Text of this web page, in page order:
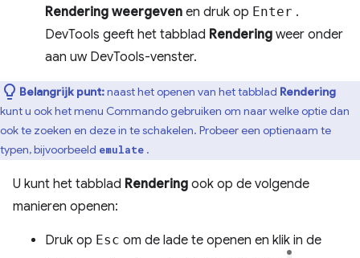
Rendering weergeven en druk op Enter .
DevTools geeft het tabblad Rendering weer onder
aan uw DevTools-venster.
Belangrijk punt:naast het openen van het tabblad Rendering
kunt u ook het menu Commando gebruiken om naar welke optie dan
ook te zoeken en deze in te schakelen. Probeer een optienaam te
typen, bijvoorbeeld emulate .
U kunt het tabblad Rendering ook op de volgende
manieren openen:
Druk op Esc om de lade te openen en klik in de